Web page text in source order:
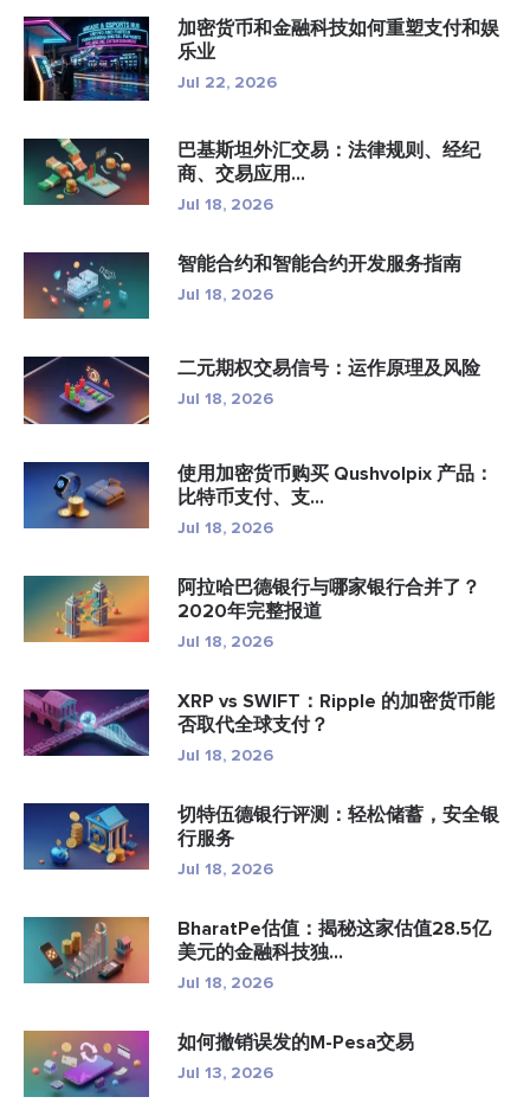
加密货币和金融科技如何重塑支付和娱
乐业
Jul 22, 2026
巴基斯坦外汇交易：法律规则、经纪
商、交易应用...
Jul 18, 2026
智能合约和智能合约开发服务指南
Jul 18, 2026
二元期权交易信号：运作原理及风险
Jul 18, 2026
使用加密货币购买 Qushvolpix 产品：
比特币支付、支...
Jul 18, 2026
阿拉哈巴德银行与哪家银行合并了？
2020年完整报道
Jul 18, 2026
XRP vs SWIFT：Ripple 的加密货币能
否取代全球支付？
Jul 18, 2026
切特伍德银行评测：轻松储蓄，安全银
行服务
Jul 18, 2026
BharatPe估值：揭秘这家估值28.5亿
美元的金融科技独...
Jul 18, 2026
如何撤销误发的M-Pesa交易
Jul 13, 2026